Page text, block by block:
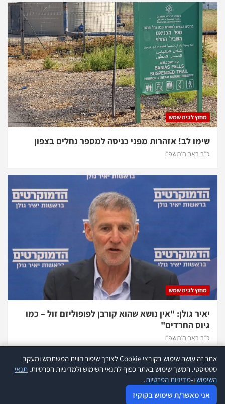
מחוץ לבית שמש
שימו לב! אזהרות מפני כניסה למספר נחלים בצפון
כ״ב באב ה׳תשפ״ו
מחוץ לבית שמש
יאיר גולן: "אין נושא שהוא קורבן לפופוליזם זול – כמו
גיוס החרדים"
כ״ב באב ה׳תשפ״ו
כל הזכויות שמורות להנהלת אתר 418 |
מדיניות פרטיות
אתר זה עושה שימוש בקובצי Cookie לצורך שיפור חווית המשתמש ומעקב
סטטיסטי. המשך שימוש באתר כפוף לתנאי השימוש ולמדיניות הפרטיות. תנאי
השימושו-מדיניות הפרטיות.
אני מאשר/ת שימוש בקוקיז
אתר זה עושה שימוש בקוקיז לצורך שיפור חווית המשתמש ומעקב סטטיסטי.
עוד
אני מאשר שימוש בקוקיז